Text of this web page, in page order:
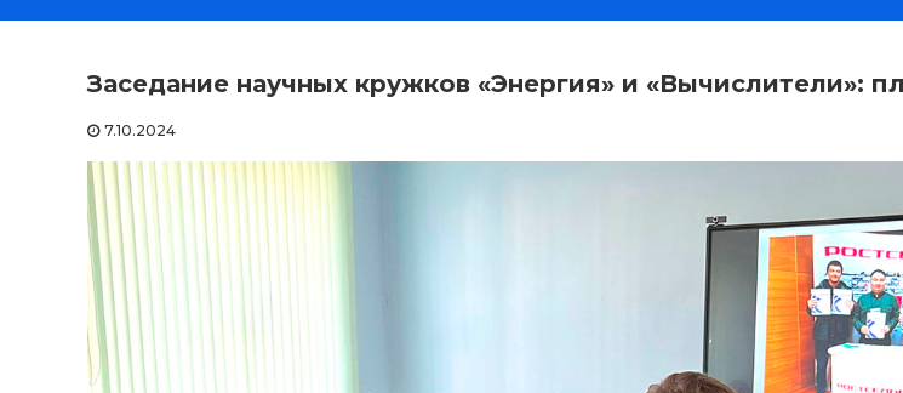
Заседание научных кружков «Энергия» и «Вычислители»:
7.10.2024